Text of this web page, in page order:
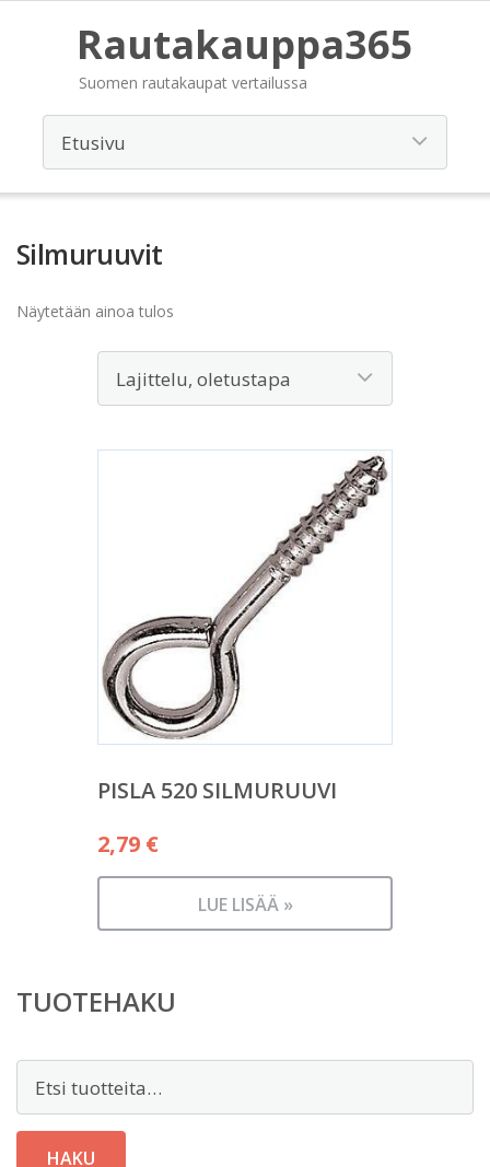
Rautakauppa365
Suomen rautakaupat vertailussa
Silmuruuvit
Näytetään ainoa tulos
PISLA 520 SILMURUUVI
2,79 €
LUE LISÄÄ »
TUOTEHAKU
HAKU